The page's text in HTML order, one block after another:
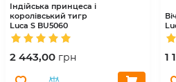
Індійська принцеса і
королівський тигр
Luca S BU5060
2 443,00 грн 1